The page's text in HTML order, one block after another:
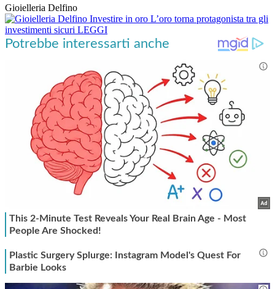
Gioielleria Delfino
Investire in oro L’oro torna protagonista tra gli
investimenti sicuri LEGGI